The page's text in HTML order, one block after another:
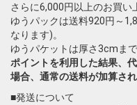
さらに6,000円以上のお買い
ゆうパックは送料920円～
なります)。
ゆうパケットは厚さ3cmま
ポイントを利用した結果、
場合、通常の送料が加算され
■発送について